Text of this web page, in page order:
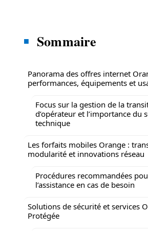
Sommaire
Panorama des offres internet
performances, équipements et
Focus sur la gestion de la
d’opérateur et l’importance du
technique
Les forfaits mobiles Orange :
modularité et innovations réseau
Procédures recommandées
l’assistance en cas de besoin
Solutions de sécurité et services
Protégée